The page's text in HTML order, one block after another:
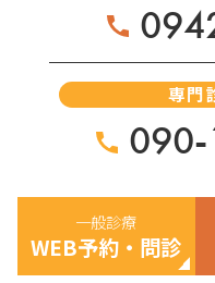
専門
一般診療
WEB予約・問診